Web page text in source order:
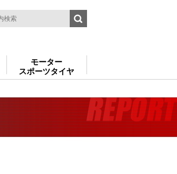
モーター
スポーツタイヤ